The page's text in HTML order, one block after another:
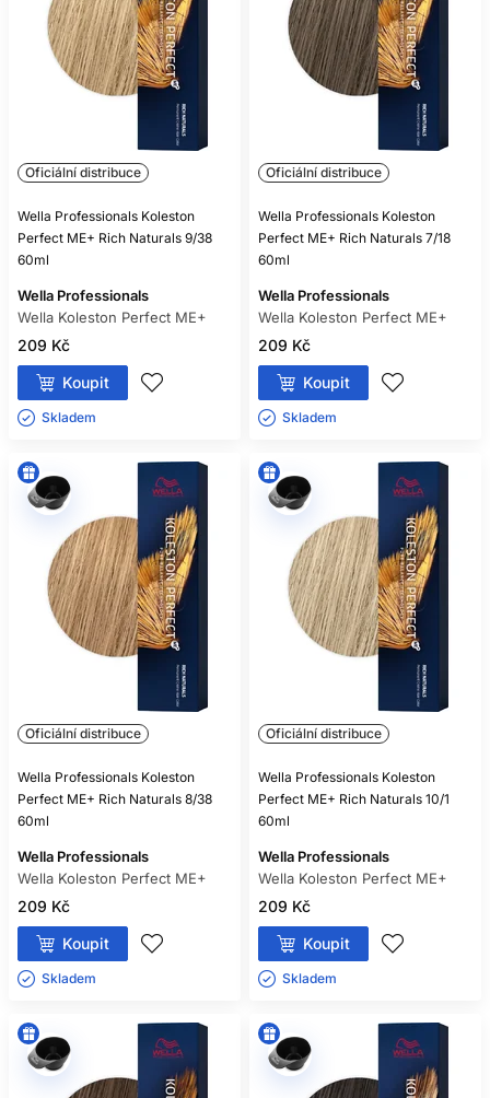
Oficiální distribuce
Wella Professionals Koleston
Perfect ME+ Rich Naturals 9/38
60ml
Wella Professionals
Wella Koleston Perfect ME+
209 Kč
Koupit
Skladem ㅤ
Oficiální distribuce
Wella Professionals Koleston
Perfect ME+ Rich Naturals 7/18
60ml
Wella Professionals
Wella Koleston Perfect ME+
209 Kč
Koupit
Skladem ㅤ
Oficiální distribuce
Wella Professionals Koleston
Perfect ME+ Rich Naturals 8/38
60ml
Wella Professionals
Wella Koleston Perfect ME+
209 Kč
Koupit
Skladem ㅤ
Oficiální distribuce
Wella Professionals Koleston
Perfect ME+ Rich Naturals 10/1
60ml
Wella Professionals
Wella Koleston Perfect ME+
209 Kč
Koupit
Skladem ㅤ